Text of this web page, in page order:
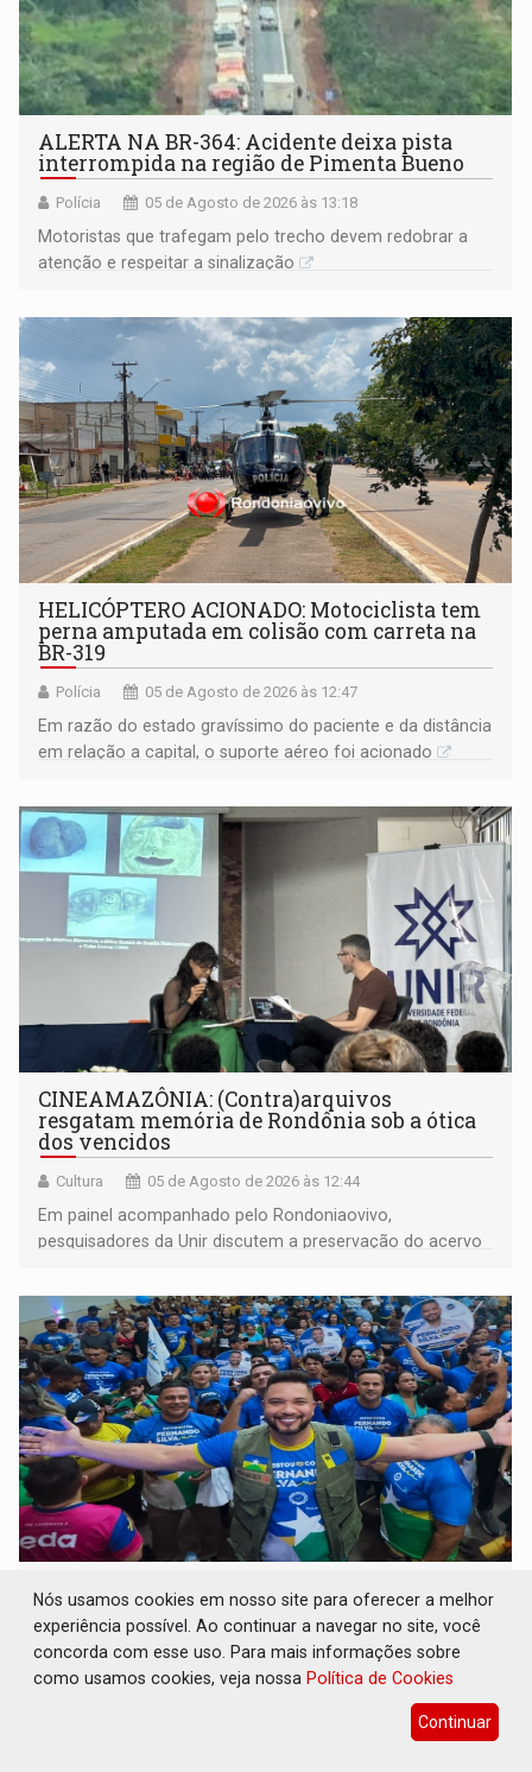
ALERTA NA BR-364: Acidente deixa pista
interrompida na região de Pimenta Bueno
Polícia 05 de Agosto de 2026 às 13:18
​Motoristas que trafegam pelo trecho devem redobrar a
atenção e respeitar a sinalização
HELICÓPTERO ACIONADO: Motociclista tem
perna amputada em colisão com carreta na
BR-319
Polícia 05 de Agosto de 2026 às 12:47
Em razão do estado gravíssimo do paciente e da distância
em relação a capital, o suporte aéreo foi acionado
CINEAMAZÔNIA: (Contra)arquivos
resgatam memória de Rondônia sob a ótica
dos vencidos
Cultura 05 de Agosto de 2026 às 12:44
Em painel acompanhado pelo Rondoniaovivo,
pesquisadores da Unir discutem a preservação do acervo
memória como bússola para o futuro
ELEIÇÕES 2026: Fernando Silva é
homologado candidato durante convenção
do Republicanos
Eleições 2026 05 de Agosto de 2026 às 12:01
Apoiadores do vereador lotaram o auditório da Unopar e
marcaram presença no evento que oficializou sua
Nós usamos cookies em nosso site para oferecer a melhor
experiência possível. Ao continuar a navegar no site, você
concorda com esse uso. Para mais informações sobre
como usamos cookies, veja nossa Política de Cookies
Continuar